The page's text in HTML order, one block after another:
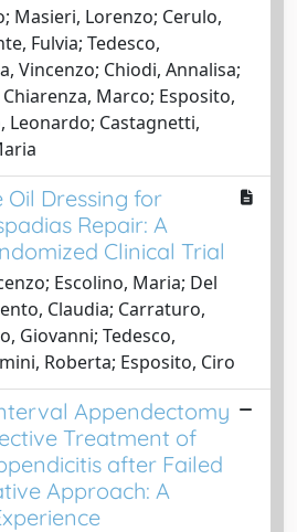
Masieri, Lorenzo; Cerulo,
Fulvia; Tedesco,
Vincenzo; Chiodi, Annalisa;
Marco; Esposito,
Leonardo; Castagnetti,
Dressing for
Repair: A
Clinical Trial
Escolino, Maria; Del
Claudia; Carraturo,
Giovanni; Tedesco,
Roberta; Esposito, Ciro
Appendectomy
Treatment of
after Failed
Approach: A